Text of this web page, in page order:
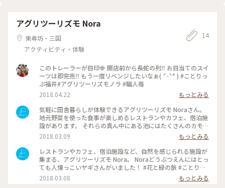
アグリツーリズモ Nora
東尋坊・三国
アクティビティ・体験
14
このトレーラーが目印🍓 開店前から長蛇の列‼︎ お目当てのスイ
ーツは即完売‼︎ もう一度リベンジしたいなぁ( ˊᵕˋ* ) #ことりっ
ぷ福井#アグリツーリズモノラ #職人苺
2018.04.22
もっとみる
気軽に田舎暮らしが体験できるアグリツーリズモ Noraさん。
地元野菜を使った食事が楽しめるレストランやカフェ、宿泊施
設があります。 それらの真ん中にある池にはたくさんのカモが
自由に動き回り、その横にはNoraどうぶつえんが。 ヤギさん
のキリッとした表情にどきっ！ #花と緑の旅 #わたしの街
#Dearふくい #福井県 #福井 #坂井市 #三国 #ことりっぷ福井 #
動物園 #アグリツーリズモ
2018.03.09
もっとみる
レストランやカフェ、宿泊施設など、自然を感じられる施設が
集まる、アグリツーリズモ Nora。 Noraどうぶつえんにはとっ
ても人懐っこいヤギさんがいました！ #花と緑の旅 #ことりっ
ぷ福井 #わたしの街 #Dearふくい #福井県 #坂井市 #三国 #福
井 #動物園
2018.03.08 もっとみる